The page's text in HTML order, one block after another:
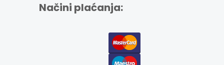
Načini plaćanja: